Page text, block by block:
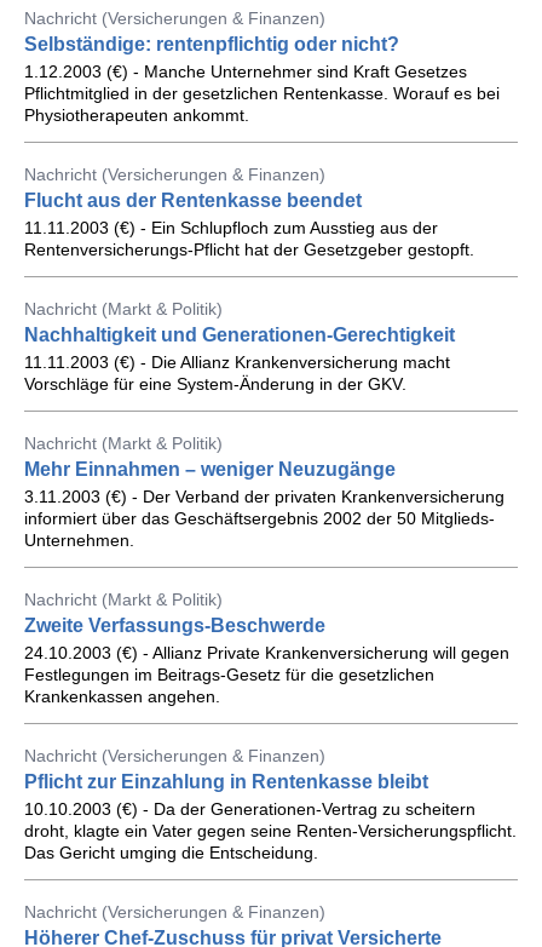
Nachricht (Versicherungen & Finanzen)
Selbständige: rentenpflichtig oder nicht?
1.12.2003 (€) - Manche Unternehmer sind Kraft Gesetzes
Pflichtmitglied in der gesetzlichen Rentenkasse. Worauf es bei
Physiotherapeuten ankommt.
Nachricht (Versicherungen & Finanzen)
Flucht aus der Rentenkasse beendet
11.11.2003 (€) - Ein Schlupfloch zum Ausstieg aus der
Rentenversicherungs-Pflicht hat der Gesetzgeber gestopft.
Nachricht (Markt & Politik)
Nachhaltigkeit und Generationen-Gerechtigkeit
11.11.2003 (€) - Die Allianz Krankenversicherung macht
Vorschläge für eine System-Änderung in der GKV.
Nachricht (Markt & Politik)
Mehr Einnahmen – weniger Neuzugänge
3.11.2003 (€) - Der Verband der privaten Krankenversicherung
informiert über das Geschäftsergebnis 2002 der 50 Mitglieds-
Unternehmen.
Nachricht (Markt & Politik)
Zweite Verfassungs-Beschwerde
24.10.2003 (€) - Allianz Private Krankenversicherung will gegen
Festlegungen im Beitrags-Gesetz für die gesetzlichen
Krankenkassen angehen.
Nachricht (Versicherungen & Finanzen)
Pflicht zur Einzahlung in Rentenkasse bleibt
10.10.2003 (€) - Da der Generationen-Vertrag zu scheitern
droht, klagte ein Vater gegen seine Renten-Versicherungspflicht.
Das Gericht umging die Entscheidung.
Nachricht (Versicherungen & Finanzen)
Höherer Chef-Zuschuss für privat Versicherte